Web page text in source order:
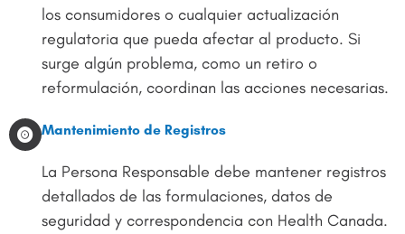
los consumidores o cualquier actualización
regulatoria que pueda afectar al producto. Si
surge algún problema, como un retiro o
reformulación, coordinan las acciones necesarias.
Mantenimiento de Registros
La Persona Responsable debe mantener registros
detallados de las formulaciones, datos de
seguridad y correspondencia con Health Canada.